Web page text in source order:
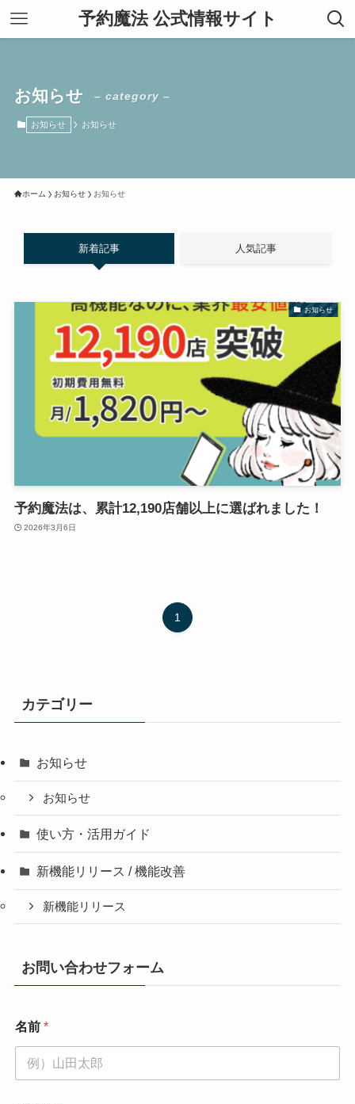
予約魔法 公式情報サイト
お知らせ – category –
お知らせ お知らせ
ホーム お知らせ お知らせ
新着記事 人気記事
お知らせ
予約魔法は、累計12,190店舗以上に選ばれました！
2026年3月6日
1
カテゴリー
お知らせ
お知らせ
使い方・活用ガイド
新機能リリース / 機能改善
新機能リリース
お問い合わせフォーム
名前 *